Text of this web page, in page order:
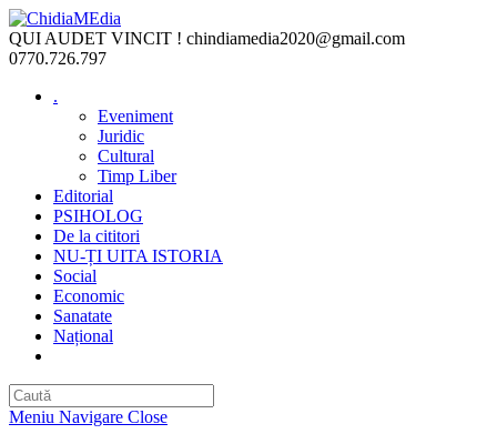
Skip
to
content
QUI AUDET VINCIT ! chindiamedia2020@gmail.com
0770.726.797
.
Eveniment
Juridic
Cultural
Timp Liber
Editorial
PSIHOLOG
De la cititori
NU-ȚI UITA ISTORIA
Social
Economic
Sanatate
Național
Meniu Navigare Close